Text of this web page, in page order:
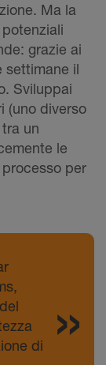
Ma la
grazie ai
settimane il
Sviluppai
(uno diverso
un
le
per
di